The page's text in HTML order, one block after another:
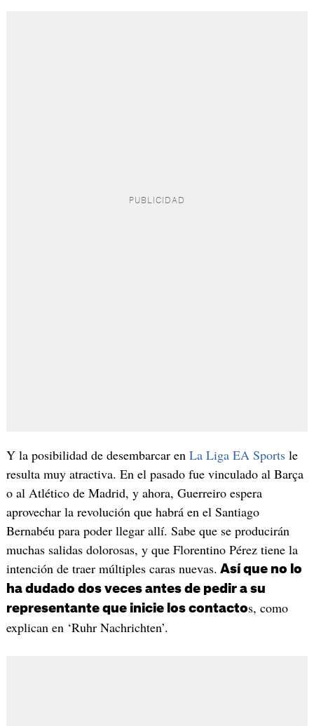
Y la posibilidad de desembarcar enLa Liga EA Sportsle
resulta muy atractiva. En el pasado fue vinculado al Barça
o al Atlético de Madrid, y ahora, Guerreiro espera
aprovechar la revolución que habrá en el Santiago
Bernabéu para poder llegar allí. Sabe que se producirán
muchas salidas dolorosas, y que Florentino Pérez tiene la
intención de traer múltiples caras nuevas. Así que no lo
ha dudado dos veces antes de pedir a su
representante que inicie los contactos, como
explican en ‘Ruhr Nachrichten’.